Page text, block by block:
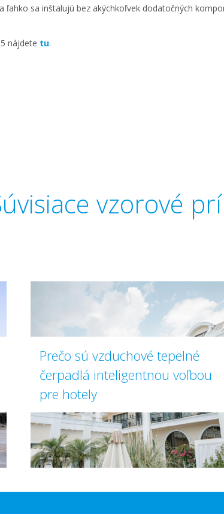
ľahko sa inštalujú bez akýchkoľvek dodatočných
nájdete tu.
vzorové
Prečo sú vzduchové tepelné
čerpadlá inteligentnou voľbou
pre hotely